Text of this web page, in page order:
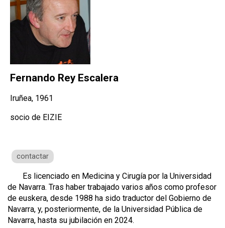
Fernando Rey Escalera
Iruñea, 1961
socio de EIZIE
contactar
Es licenciado en Medicina y Cirugía por la Universidad
de Navarra. Tras haber trabajado varios años como profesor
de euskera, desde 1988 ha sido traductor del Gobierno de
Navarra, y, posteriormente, de la Universidad Pública de
Navarra, hasta su jubilación en 2024.